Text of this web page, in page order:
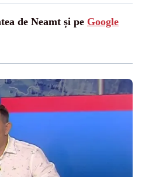
de Neamt și pe Google